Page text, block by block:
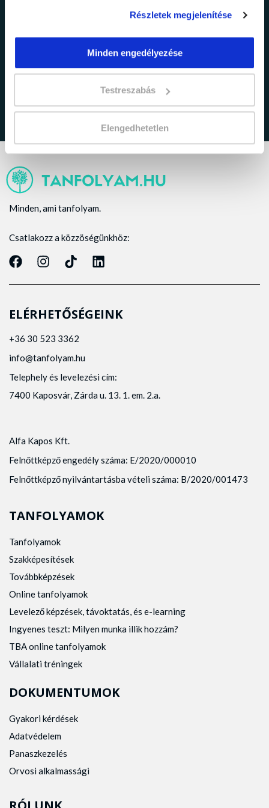
Részletek megjelenítése
Minden engedélyezése
Testreszabás
Elengedhetetlen
adatkezelési tájékoztatóban
Minden, ami tanfolyam.
Csatlakozz a közzöségünkhöz:
ELÉRHETŐSÉGEINK
+36 30 523 3362
info@tanfolyam.hu
Telephely és levelezési cím:
7400 Kaposvár, Zárda u. 13. 1. em. 2.a.
Alfa Kapos Kft.
Felnőttképző engedély száma: E/2020/000010
Felnőttképző nyilvántartásba vételi száma: B/2020/001473
TANFOLYAMOK
Tanfolyamok
Szakképesítések
Továbbképzések
Online tanfolyamok
Levelező képzések, távoktatás, és e-learning
Ingyenes teszt: Milyen munka illik hozzám?
TBA online tanfolyamok
Vállalati tréningek
DOKUMENTUMOK
Gyakori kérdések
Adatvédelem
Panaszkezelés
Orvosi alkalmassági